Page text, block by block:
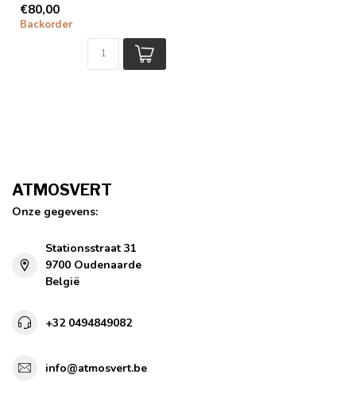
€80,00
Backorder
ATMOSVERT
Onze gegevens:
Stationsstraat 31
9700 Oudenaarde
België
+32 0494849082
info@atmosvert.be